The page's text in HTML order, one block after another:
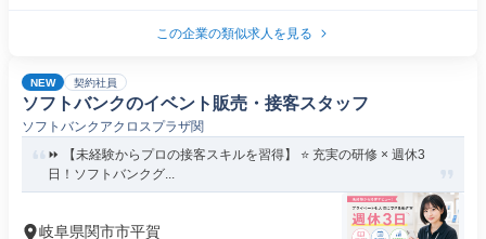
この企業の類似求人を見る
NEW 契約社員
ソフトバンクのイベント販売・接客スタッフ
ソフトバンクアクロスプラザ関
⏩️ 【未経験からプロの接客スキルを習得】 ⭐️ 充実の研修 × 週休3
日！ソフトバンクグ...
岐阜県関市市平賀